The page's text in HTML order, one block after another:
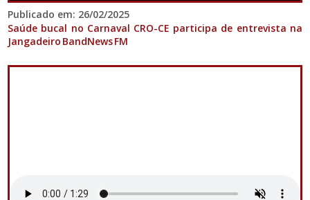
Publicado em: 26/02/2025
Saúde bucal no Carnaval CRO-CE participa de entrevista na
Jangadeiro BandNews FM